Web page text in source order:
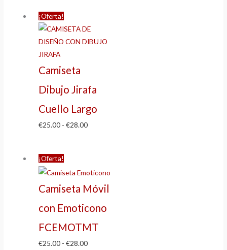
¡Oferta!
Camiseta
Dibujo Jirafa
Cuello Largo
€25.00 - €28.00
¡Oferta!
Camiseta Móvil
con Emoticono
FCEMOTMT
€25.00 - €28.00